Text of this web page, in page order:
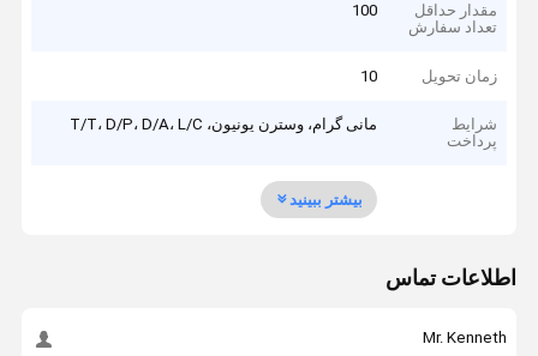
مقدار حداقل
تعداد سفارش
100
زمان تحویل 10
شرایط
پرداخت
مانی گرام، وسترن یونیون، T/T، D/P، D/A، L/C
بیشتر ببینید
اطلاعات تماس
Mr. Kenneth